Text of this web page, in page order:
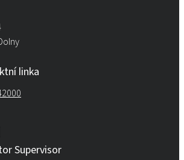
linka
Supervisor